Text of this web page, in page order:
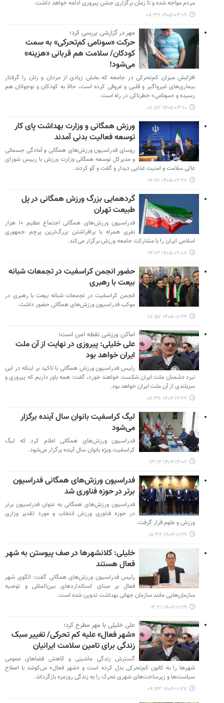
مردم مواجه شده و تا زمان برگزاری جشن پیروزی ادامه خواهد داشت.
۱۴۰۵-۰۳-۱۹ ۰۸:۳۶
مهر در گزارشی بررسی کرد؛
حرکت «سونامی کم‌تحرکی» به سمت
کودکان/ سلامت هم قربانی «هزینه‌»
می‌شود!
افزایش میزان کم‌تحرکی در جامعه که بخش زیادی از مردان و زنان را گرفتار
بیماری‌های غیرواگیر و قلبی و عروقی کرده است، حالا به کودکان و نوجوانان هم
رسیده و «سونامی» خطرناکی در راه است.
۱۴۰۵-۰۳-۱۰ ۰۸:۵۲
ورزش همگانی و وزارت بهداشت پای کار
توسعه فعالیت بدنی آمدند
روسای فدراسیون‌ ورزش‌های همگانی و آمادگی جسمانی
و مدیرکل توسعه همگانی وزارت ورزش با رییس شورای
عالی سلامت و امنیت غذایی دیدار و گفت و گو کردند.
۱۴۰۵-۰۲-۲۸ ۱۴:۲۸
گردهمایی بزرگ ورزش همگانی در پل
طبیعت تهران
فدراسیون ورزش‌های همگانی اجتماع عظیم ۱۰ هزار
نفری همراه با برافراشتن بزرگ‌ترین پرچم جمهوری
اسلامی ایران را با مشارکت جامعه ورزش برگزار می‌کند.
۱۴۰۵-۰۲-۰۸ ۱۴:۱۳
حضور انجمن کراسفیت در تجمعات شبانه
بیعت با رهبری
انجمن کراسفیت در تجمعات شبانه بیعت با رهبری در
موکب فدراسیون ورزش‌های همگانی حضور داشت.
۱۴۰۵-۰۱-۲۹ ۱۷:۵۷
اماکن ورزشی نقطه امن است؛
علی خلیلی: پیروزی در نهایت از آن ملت
ایران خواهد بود
رئیس فدراسیون ورزش همگانی با تاکید بر اینکه در این
نبرد دشمنان ملت ایران شکست خواهند خورد، گفت: همه باور داریم که پیروزی و
سربلندی از آن ملت ایران خواهد بود.
۱۴۰۴-۱۲-۲۲ ۰۷:۳۸
لیگ کراسفیت بانوان سال آینده برگزار
می‌شود
فدراسیون ورزش‌های همگانی اعلام کرد که لیگ
کراسفیت ویژه بانوان سال آینده برگزار می‌شود.
۱۴۰۴-۱۲-۰۲ ۱۳:۱۲
فدراسیون ورزش‌های همگانی فدراسیون
برتر در حوزه فناوری شد
فدراسیون ورزش‌های همگانی به عنوان فدراسیون برتر
در حوزه فناوری ورزش انتخاب و مورد تقدیر وزاری
ورزش و علوم قرار گرفت.
۱۴۰۴-۱۱-۲۹ ۱۵:۳۲
خلیلی: کلانشهرها در صف پیوستن به شهر
فعال هستند
رئیس فدراسیون ورزش‌های همگانی گفت: الگوی شهر
فعال بر مبنای استانداردهای بین‌المللی و توصیه‌
سازمان‌هایی مانند سازمان جهانی بهداشت تدوین شده است.
۱۴۰۴-۱۱-۲۹ ۱۳:۲۱
علی خلیلی با مهر مطرح کرد؛
«شهر فعال» علیه کم تحرکی/ تغییر سبک
زندگی برای تامین سلامت ایرانیان
گسترش زندگی ماشینی و کاهش فضاهای عمومی
شهرها را به کانون کم‌تحرکی بدل کرده است و «شهر فعال» می‌کوشد با اصلاح
سیاست‌ها و زیرساخت‌های شهری تحرک را به زندگی روزمره بازگرداند.
۱۴۰۴-۱۱-۲۷ ۰۹:۴۳